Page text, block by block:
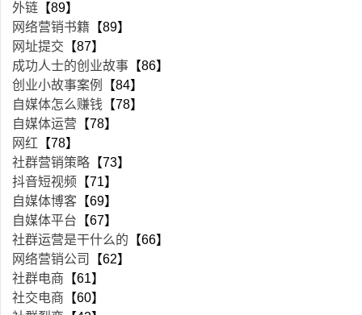
外链 【89】
网络营销书籍 【89】
网址提交 【87】
成功人士的创业故事 【86】
创业小故事案例
【84】
自媒体怎么赚钱 【78】
自媒体运营 【78】
网红 【78】
社群营销策略 【73】
抖音短视频 【71】
自媒体博客 【69】
自媒体平台 【67】
社群运营是干什么的 【66】
网络营销公司
【62】
社群电商 【61】
社交电商 【60】